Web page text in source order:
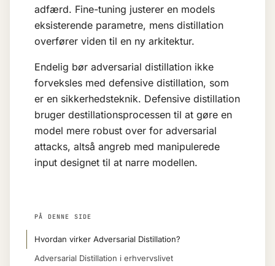
adfærd. Fine-tuning justerer en models
eksisterende parametre, mens distillation
overfører viden til en ny arkitektur.
Endelig bør adversarial distillation ikke
forveksles med defensive distillation, som
er en sikkerhedsteknik. Defensive distillation
bruger destillationsprocessen til at gøre en
model mere robust over for adversarial
attacks, altså angreb med manipulerede
input designet til at narre modellen.
PÅ DENNE SIDE
Hvordan virker Adversarial Distillation?
Adversarial Distillation i erhvervslivet